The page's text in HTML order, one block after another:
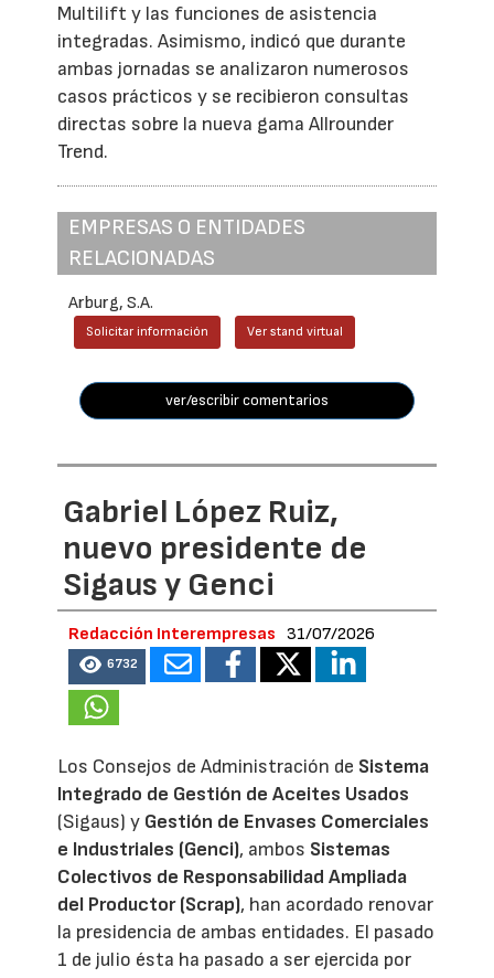
Multilift y las funciones de asistencia
integradas. Asimismo, indicó que durante
ambas jornadas se analizaron numerosos
casos prácticos y se recibieron consultas
directas sobre la nueva gama Allrounder
Trend.
EMPRESAS O ENTIDADES
RELACIONADAS
Arburg, S.A.
Solicitar información Ver stand virtual
ver/escribir comentarios
Gabriel López Ruiz,
nuevo presidente de
Sigaus y Genci
Redacción Interempresas 31/07/2026
6732
Los Consejos de Administración de Sistema
Integrado de Gestión de Aceites Usados
(Sigaus) y Gestión de Envases Comerciales
e Industriales (Genci), ambos Sistemas
Colectivos de Responsabilidad Ampliada
del Productor (Scrap), han acordado renovar
la presidencia de ambas entidades. El pasado
1 de julio ésta ha pasado a ser ejercida por